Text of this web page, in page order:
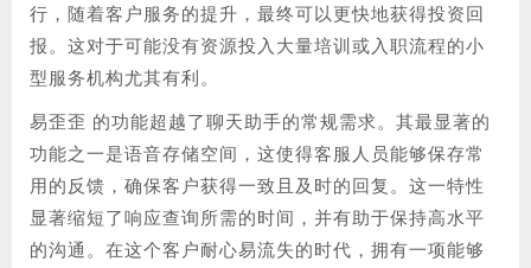
行，随着客户服务的提升，最终可以更快地获得投资回
报。这对于可能没有资源投入大量培训或入职流程的小
型服务机构尤其有利。
易歪歪 的功能超越了聊天助手的常规需求。其最显著的
功能之一是语音存储空间，这使得客服人员能够保存常
用的反馈，确保客户获得一致且及时的回复。这一特性
显著缩短了响应查询所需的时间，并有助于保持高水平
的沟通。在这个客户耐心易流失的时代，拥有一项能够